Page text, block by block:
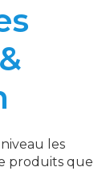
les
produits que